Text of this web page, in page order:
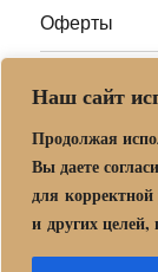
Наш сайт
Продолжая
Вы даете
для
и других
Оферты
Адреса
документы» в г.
Политика